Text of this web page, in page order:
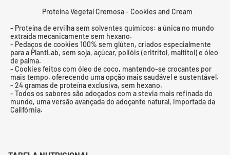
Proteína Vegetal Cremosa - Cookies and Cream
- Proteína de ervilha sem solventes químicos: a única no mundo
extraída mecanicamente sem hexano.
- Pedaços de cookies 100% sem glúten, criados especialmente
para a PlantLab, sem soja, açúcar, polióis (eritritol, maltitol) e óleo
de palma.
- Cookies feitos com óleo de coco, mantendo-se crocantes por
mais tempo, oferecendo uma opção mais saudável e sustentável.
- 24 gramas de proteína exclusiva, sem hexano.
- Todos os sabores são adoçados com a stevia mais refinada do
mundo, uma versão avançada do adoçante natural, importada da
Califórnia.